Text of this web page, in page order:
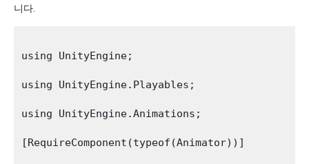
니다.
using UnityEngine;
using UnityEngine.Playables;
using UnityEngine.Animations;
[RequireComponent(typeof(Animator))]